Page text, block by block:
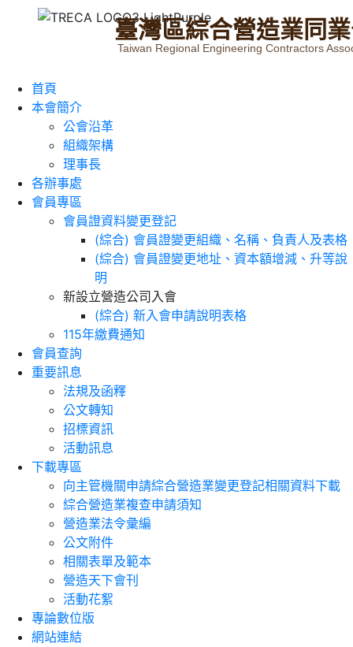
臺灣區綜合營造業同業
Taiwan Regional Engineering Contractors
首頁
本會簡介
公會沿革
組織架構
理事長
各辦事處
會員專區
會員證資料變更登記
(綜合) 會員證變更組織、名稱、負責人及表格
(綜合) 會員證變更地址、資本額增減、升等說
明
新設立營造公司入會
(綜合) 新入會申請說明表格
115年繳費通知
會員查詢
重要訊息
法規及函釋
公文轉知
招標資訊
活動訊息
下載專區
向主管機關申請綜合營造業變更登記相關資料下載
綜合營造業複查申請須知
營造業法令彙編
公文附件
相關表單及範本
營造天下會刊
活動花絮
專論數位版
網站連結